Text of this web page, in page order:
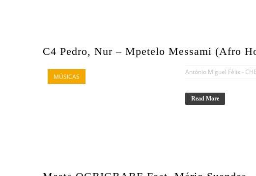
C4 Pedro, Nur – Mpetelo Messami (Afro
MÚSICAS
António Miguel Félix -
Read More